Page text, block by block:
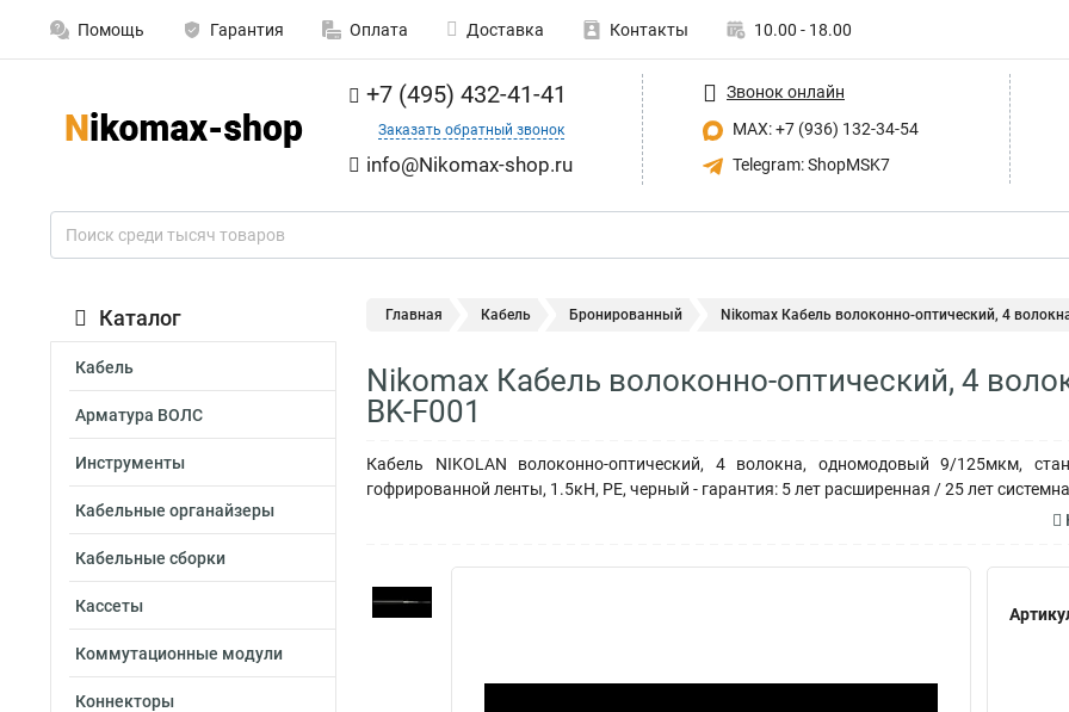
Помощь Гарантия Оплата Доставка Контакты 10.00 - 18.00
+7 (495) 432-41-41
Заказать обратный звонок
info@Nikomax-shop.ru
Звонок онлайн
MAX: +7 (936) 132-34-54
Telegram: ShopMSK7
Каталог
Кабель
Арматура ВОЛС
Инструменты
Кабельные органайзеры
Кабельные сборки
Кассеты
Коммутационные модули
Коннекторы
Главная Кабель Бронированный Nikomax Кабель волоконно-оптический, 4
Nikomax Кабель волоконно-оптический, 4
BK-F001
Кабель NIKOLAN волоконно-оптический, 4 волокна, одномодовый 9/125мкм,
гофрированной ленты, 1.5кН, PE, черный - гарантия: 5 лет расширенная / 25 лет